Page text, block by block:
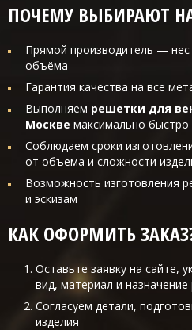
ПОЧЕМУ ВЫБИРАЮТ
Прямой производитель —
объёма
Гарантия качества на все
Выполняем решетки для
Москве максимально быстро
Соблюдаем сроки
от объема и сложности
Возможность изготовления
и эскизам
КАК ОФОРМИТЬ
Оставьте заявку на сайте,
вид, материал и назначение
Согласуем детали,
изделия